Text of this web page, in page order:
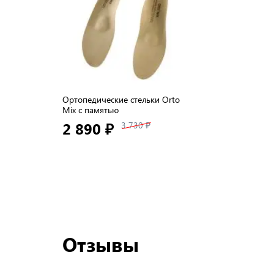
Ортопедические стельки Orto
Mix с памятью
2 890 ₽ 3 730 ₽
Отзывы